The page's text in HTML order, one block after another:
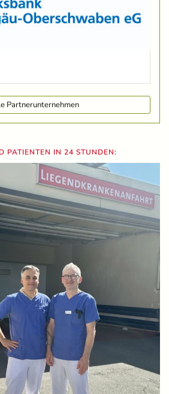
Partnerunternehmen
PATIENTEN IN 24 STUNDEN: